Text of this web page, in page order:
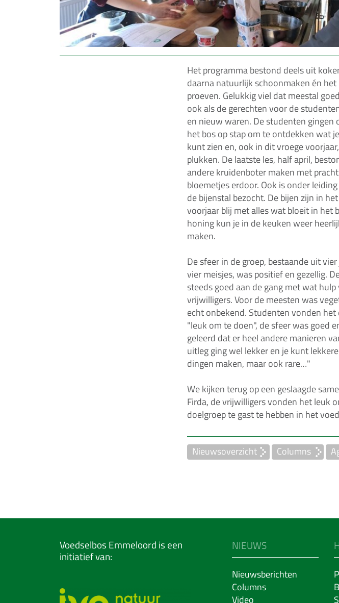
Het programma bestond deels uit
daarna natuurlijk schoonmaken én
proeven. Gelukkig viel dat meestal
ook als de gerechten voor de
en nieuw waren. De studenten gingen
het bos op stap om te ontdekken wat
kunt zien en, ook in dit vroege
plukken. De laatste les, half april,
andere kruidenboter maken met
bloemetjes erdoor. Ook is onder
de bijenstal bezocht. De bijen zijn in
voorjaar blij met alles wat bloeit in het
honing kun je in de keuken weer
maken.
De sfeer in de groep, bestaande uit
vier meisjes, was positief en gezellig.
steeds goed aan de gang met wat hulp
vrijwilligers. Voor de meesten was
echt onbekend. Studenten vonden het
"leuk om te doen", de sfeer was goed
geleerd dat er heel andere manieren
uitleg ging wel lekker en je kunt
dingen maken, maar ook rare…"
We kijken terug op een geslaagde
Firda, de vrijwilligers vonden het leuk
doelgroep te gast te hebben in het
Nieuwsoverzicht Columns
Voedselbos Emmeloord is een
initiatief van:
NIEUWS
Nieuwsberichten
Columns
Video